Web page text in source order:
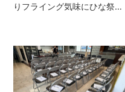
りフライング気味にひな祭り
を取りに戻り、そのまま予約
していたアイスを受け取りに
直行。 今、娘は絶賛サンリオ
ブーム […]